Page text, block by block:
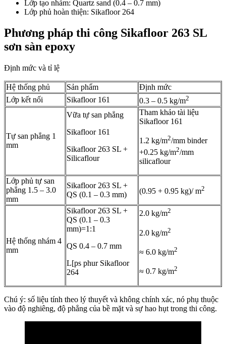
Lớp tạo nhám: Quartz sand (0.4 – 0.7 mm)
Lớp phủ hoàn thiện: Sikafloor 264
Phương pháp thi công Sikafloor 263 SL
sơn sàn epoxy
Định mức và tỉ lệ
Hệ thống phủ Sản phẩm
Định mức
Lớp kết nối
Sikafloor 161 0.3 – 0.5 kg/m2
Tự san phẳng 1
mm
Vữa tự san phẳng
Sikafloor 161
Sikafloor 263 SL +
Silicaflour
Tham khảo tài liệu
Sikafloor 161
1.2 kg/m2/mm binder
+0.25 kg/m2/mm
silicaflour
Lớp phủ tự san
phẳng 1.5 – 3.0
mm
Sikafloor 263 SL +
QS (0.1 – 0.3 mm)
(0.95 + 0.95 kg)/ m2
Hệ thống nhám 4
mm
Sikafloor 263 SL +
QS (0.1 – 0.3
mm)=1:1
QS 0.4 – 0.7 mm
L[ps phur Sikafloor
264
2.0 kg/m2
2.0 kg/m2
≈ 6.0 kg/m2
≈ 0.7 kg/m2
Chú ý: số liệu tính theo lý thuyết và không chính xác, nó phụ thuộc
vào độ nghiêng, độ phẳng của bề mặt và sự hao hụt trong thi công.